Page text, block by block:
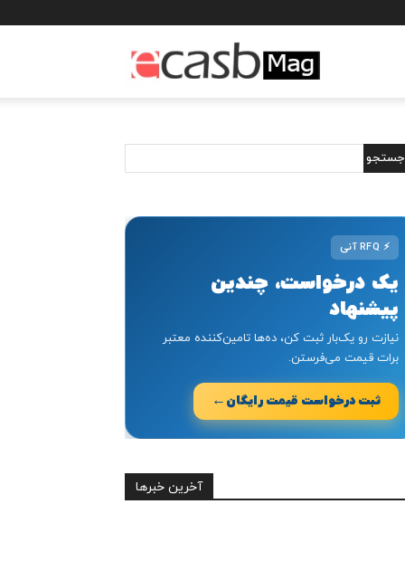
⚡
یک درخواست، چندین
پیشنهاد
نیازت رو یک‌بار ثبت کن، ده‌ها تامین‌کننده معتبر
برات قیمت می‌فرستن.
ثبت درخواست قیمت رایگان ←
آخرین خبرها